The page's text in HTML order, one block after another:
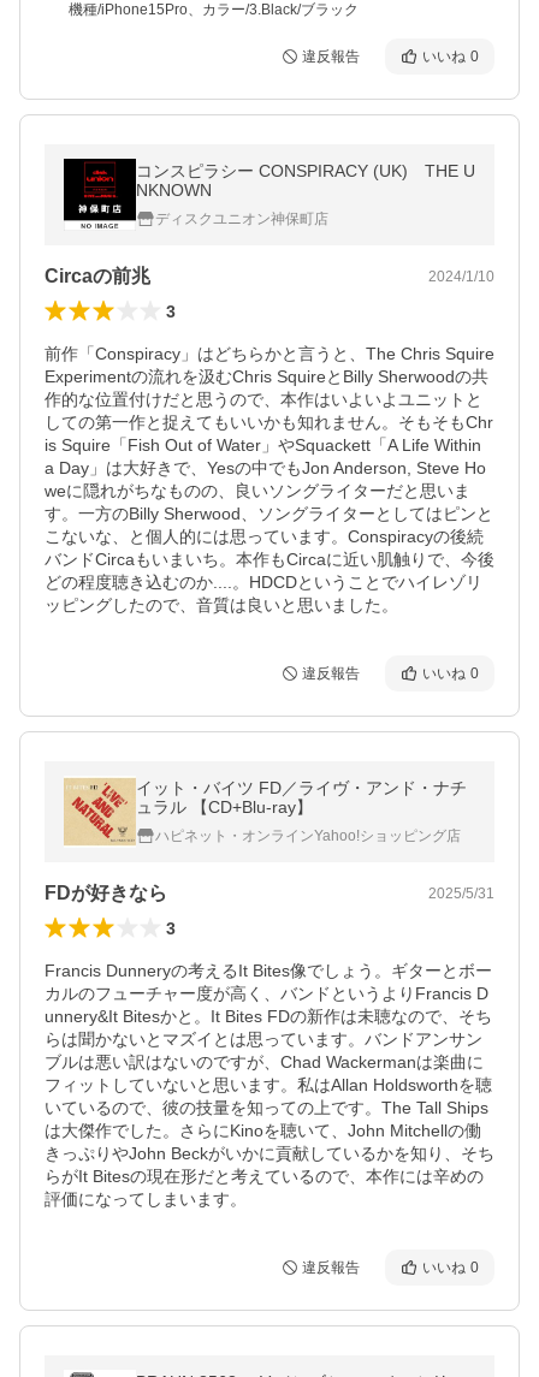
機種/iPhone15Pro、カラー/3.Black/ブラック
違反報告 いいね 0
コンスピラシー CONSPIRACY (UK) THE U
NKNOWN
ディスクユニオン神保町店
Circaの前兆 2024/1/10
3
前作「Conspiracy」はどちらかと言うと、The Chris Squire
Experimentの流れを汲むChris SquireとBilly Sherwoodの共
作的な位置付けだと思うので、本作はいよいよユニットと
しての第一作と捉えてもいいかも知れません。そもそもChr
is Squire「Fish Out of Water」やSquackett「A Life Within
a Day」は大好きで、Yesの中でもJon Anderson, Steve Ho
weに隠れがちなものの、良いソングライターだと思いま
す。一方のBilly Sherwood、ソングライターとしてはピンと
こないな、と個人的には思っています。Conspiracyの後続
バンドCircaもいまいち。本作もCircaに近い肌触りで、今後
どの程度聴き込むのか....。HDCDということでハイレゾリ
ッピングしたので、音質は良いと思いました。
違反報告 いいね 0
イット・バイツ FD／ライヴ・アンド・ナチ
ュラル 【CD+Blu-ray】
ハピネット・オンラインYahoo!ショッピング店
FDが好きなら 2025/5/31
3
Francis Dunneryの考えるIt Bites像でしょう。ギターとボー
カルのフューチャー度が高く、バンドというよりFrancis D
unnery&It Bitesかと。It Bites FDの新作は未聴なので、そち
らは聞かないとマズイとは思っています。バンドアンサン
ブルは悪い訳はないのですが、Chad Wackermanは楽曲に
フィットしていないと思います。私はAllan Holdsworthを聴
いているので、彼の技量を知っての上です。The Tall Ships
は大傑作でした。さらにKinoを聴いて、John Mitchellの働
きっぷりやJohn Beckがいかに貢献しているかを知り、そち
らがIt Bitesの現在形だと考えているので、本作には辛めの
評価になってしまいます。
違反報告 いいね 0